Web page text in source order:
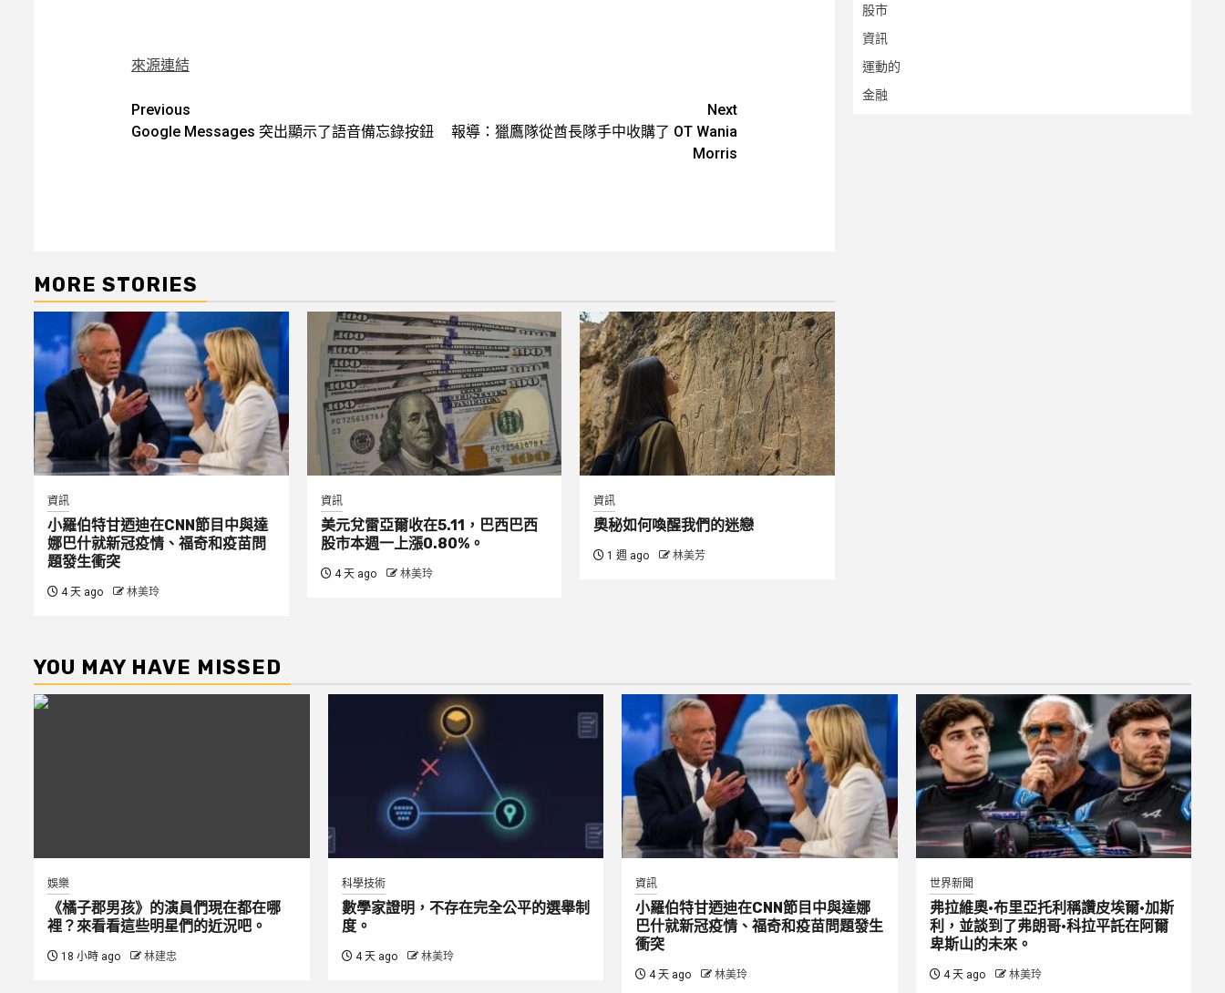
來源連結
Post
navigation
Previous
Google Messages 突出顯示了語音備忘錄按鈕
Next
報導：獵鷹隊從酋長隊手中收購了 OT Wania
Morris
MORE STORIES
資訊
小羅伯特甘迺迪在CNN節目中與達
娜巴什就新冠疫情、福奇和疫苗問
題發生衝突
4 天 ago 林美玲
資訊
美元兌雷亞爾收在5.11，巴西巴西
股市本週一上漲0.80%。
4 天 ago 林美玲
資訊
奧秘如何喚醒我們的迷戀
1 週 ago 林美芳
股市
資訊
運動的
金融
YOU MAY HAVE MISSED
娛樂
《橘子郡男孩》的演員們現在都在哪
裡？來看看這些明星們的近況吧。
18 小時 ago 林建忠
科學技術
數學家證明，不存在完全公平的選舉制
度。
4 天 ago 林美玲
資訊
小羅伯特甘迺迪在CNN節目中與達娜
巴什就新冠疫情、福奇和疫苗問題發生
衝突
4 天 ago 林美玲
世界新聞
弗拉維奧·布里亞托利稱讚皮埃爾·加斯
利，並談到了弗朗哥·科拉平託在阿爾
卑斯山的未來。
4 天 ago 林美玲